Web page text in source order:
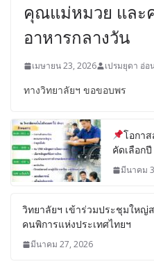
คุณแม่หมวย และ
อาหารกลางวัน
เมษายน 23, 2026 เปรมยุดา อ่อ
ทางวิทยาลัยฯ ขอขอบพร
โอกาส
คัดเลือก
มีนาคม
วิทยาลัยฯ เข้าร่วมประชุมให
คนพิการแห่งประเทศไทยฯ
มีนาคม 27, 2026